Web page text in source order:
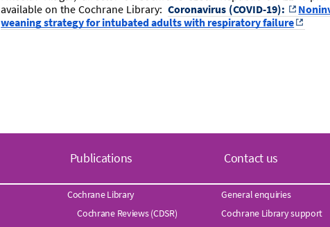
available on the Cochrane Library: Coronavirus (COVID-19):
weaning strategy for intubated adults with respiratory failure
Publications
Cochrane Library
Cochrane Reviews (CDSR)
Contact us
General enquiries
Cochrane Library support